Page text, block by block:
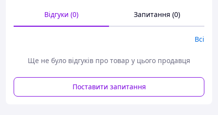
Відгуки (0) Запитання (0)
Всі
Ще не було відгуків про товар у цього продавця
Поставити запитання